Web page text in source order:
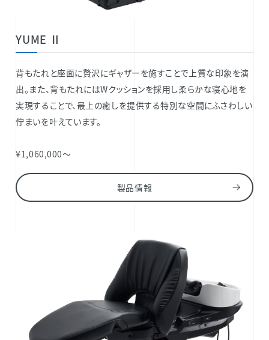
YUME Ⅱ
背もたれと座面に贅沢にギャザーを施すことで上質な印象を演
出。また、背もたれにはWクッションを採用し柔らかな寝心地を
実現することで、最上の癒しを提供する特別な空間にふさわしい
佇まいを叶えています。
¥1,060,000～
製品情報